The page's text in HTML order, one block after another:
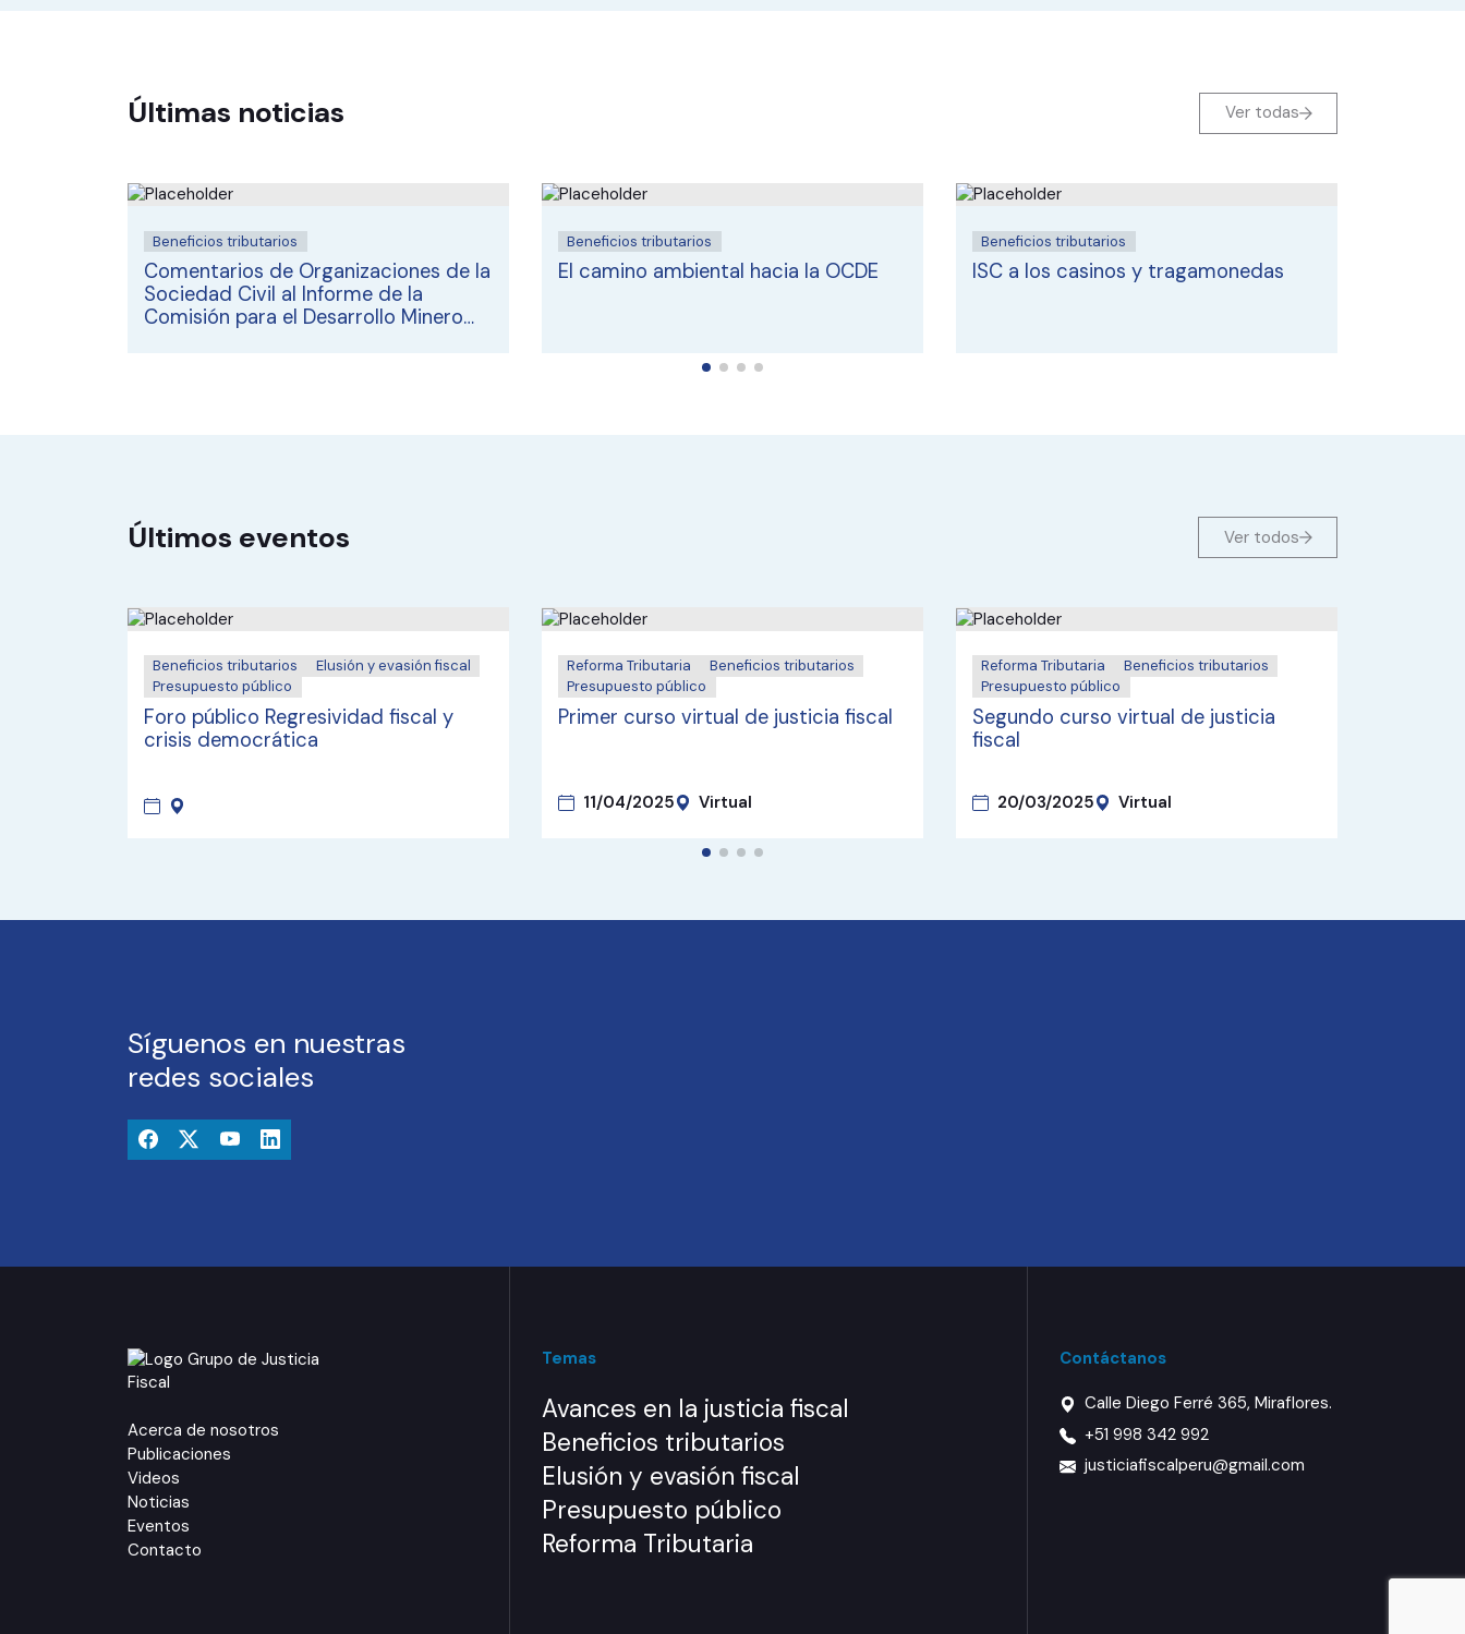
Últimas noticias Ver todas
Beneficios tributarios
Comentarios de Organizaciones de la
Sociedad Civil al Informe de la
Comisión para el Desarrollo Minero
Beneficios tributarios
El camino ambiental hacia la OCDE
Beneficios tributarios
ISC a los casinos y tragamonedas
Últimos eventos Ver todos
Beneficios tributarios
Elusión y evasión fiscal
Presupuesto público
Foro público Regresividad fiscal y
crisis democrática
Reforma Tributaria
Beneficios tributarios
Presupuesto público
Primer curso virtual de justicia fiscal
11/04/2025 Virtual
Reforma Tributaria
Beneficios tributarios
Presupuesto público
Segundo curso virtual de justicia
fiscal
20/03/2025 Virtual
Síguenos en nuestras
redes sociales
Acerca de nosotros
Publicaciones
Videos
Noticias
Eventos
Contacto
Temas
Avances en la justicia fiscal
Beneficios tributarios
Elusión y evasión fiscal
Presupuesto público
Reforma Tributaria
Contáctanos
Calle Diego Ferré 365, Miraflores.
+51 998 342 992
justiciafiscalperu@gmail.com